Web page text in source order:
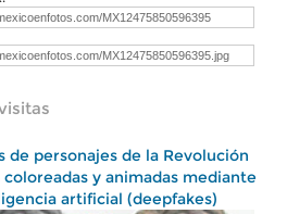
de personajes de la Revolución
coloreadas y animadas mediante
artificial (deepfakes)